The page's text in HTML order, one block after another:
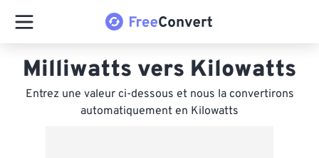
Milliwatts vers Kilowatts
Entrez une valeur ci-dessous et nous la convertirons
automatiquement en Kilowatts